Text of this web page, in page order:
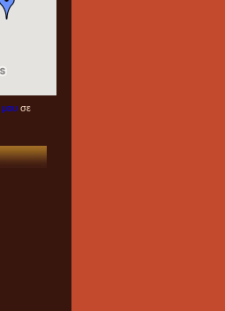
μου σε